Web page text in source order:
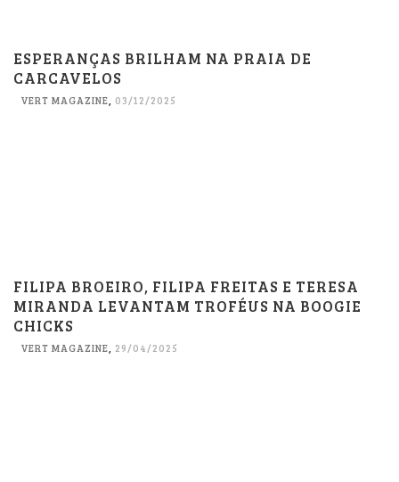
ESPERANÇAS BRILHAM NA PRAIA DE
CARCAVELOS
VERT MAGAZINE, 03/12/2025
FILIPA BROEIRO, FILIPA FREITAS E TERESA
MIRANDA LEVANTAM TROFÉUS NA BOOGIE
CHICKS
VERT MAGAZINE, 29/04/2025